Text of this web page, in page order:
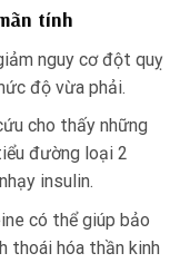
tính
nguy cơ đột quỵ
độ vừa phải.
cho thấy những
đường loại 2
insulin.
có thể giúp bảo
thoái hóa thần kinh